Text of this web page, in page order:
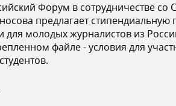
Форум в сотрудничестве
предлагает
для молодых журналистов из
файле - условия для